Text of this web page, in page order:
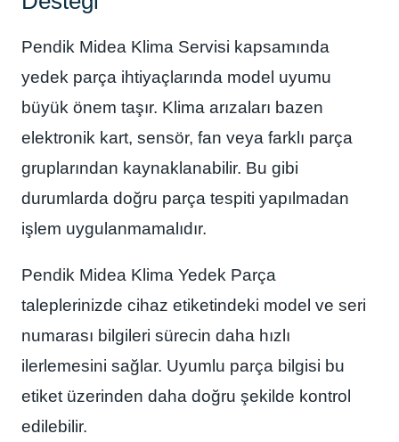
Pendik Midea Klima Servisi kapsamında
yedek parça ihtiyaçlarında model uyumu
büyük önem taşır. Klima arızaları bazen
elektronik kart, sensör, fan veya farklı parça
gruplarından kaynaklanabilir. Bu gibi
durumlarda doğru parça tespiti yapılmadan
işlem uygulanmamalıdır.
Pendik Midea Klima Yedek Parça
taleplerinizde cihaz etiketindeki model ve seri
numarası bilgileri sürecin daha hızlı
ilerlemesini sağlar. Uyumlu parça bilgisi bu
etiket üzerinden daha doğru şekilde kontrol
edilebilir.